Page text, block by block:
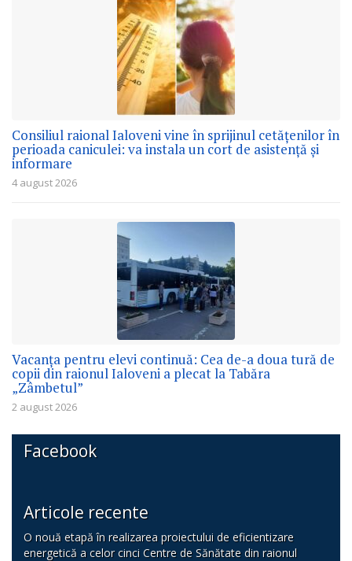
Consiliul raional Ialoveni vine în sprijinul cetățenilor în
perioada caniculei: va instala un cort de asistență și
informare
4 august 2026
Vacanța pentru elevi continuă: Cea de-a doua tură de
copii din raionul Ialoveni a plecat la Tabăra
„Zâmbetul”
2 august 2026
Facebook
Articole recente
O nouă etapă în realizarea proiectului de eficientizare
energetică a celor cinci Centre de Sănătate din raionul